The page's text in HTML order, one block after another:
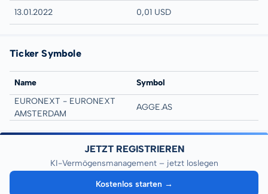
13.01.2022 0,01 USD
Ticker Symbole
Name
Symbol
EURONEXT - EURONEXT
AMSTERDAM
AGGE.AS
JETZT REGISTRIEREN
KI-Vermögensmanagement – jetzt loslegen
Kostenlos starten →